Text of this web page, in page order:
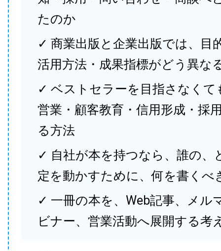
たのか
✓ 商業出版と企業出版では、目
活用方法・成果指標がどう異な
✓ ベストセラーを目指さなくて
営業・顧客教育・信用形成・採
る方法
✓ 自社が本を持つなら、誰の、
定を動かすために、何を書くべ
✓ 一冊の本を、Web記事、メル
ビナー、営業活動へ展開する考